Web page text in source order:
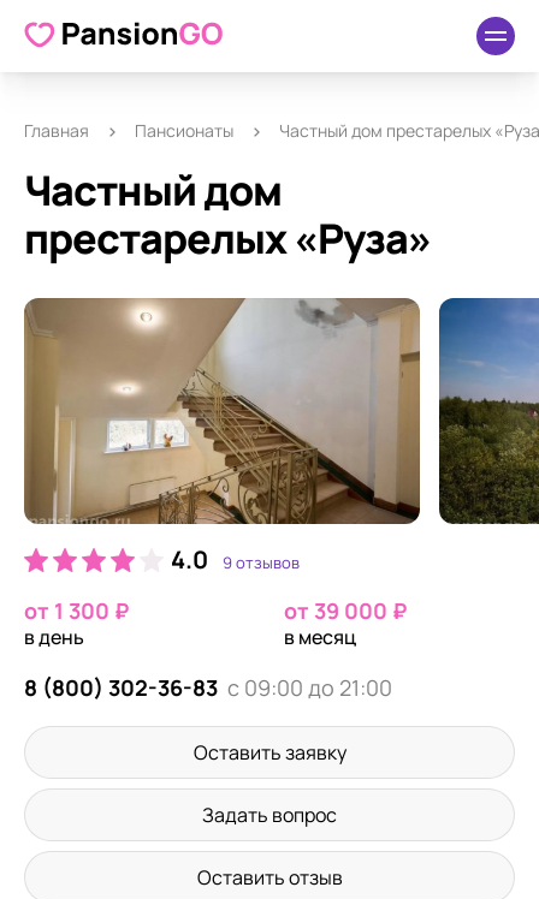
О пансионате Удобства Отзывы
Главная Пансионаты Частный дом престарелых
Частный дом
престарелых «Руза»
4.0 9 отзывов
от 1 300 ₽
в день
от 39 000 ₽
в месяц
8 (800) 302-36-83 с 09:00 до 21:00
Оставить заявку
Задать вопрос
Оставить отзыв